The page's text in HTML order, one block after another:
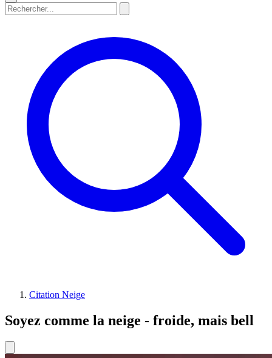
Citation Neige
Soyez comme la neige - froide, mais bell